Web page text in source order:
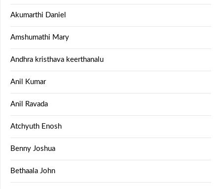
Akumarthi Daniel
Amshumathi Mary
Andhra kristhava keerthanalu
Anil Kumar
Anil Ravada
Atchyuth Enosh
Benny Joshua
Bethaala John